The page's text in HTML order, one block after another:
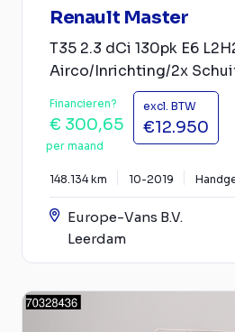
Renault Master
T35 2.3 dCi 130pk E6
Airco/Inrichting/2x
Financieren?
€ 300,65
per maand
excl. BTW
€12.950
148.134 km 10-2019
Europe-Vans B.V.
Leerdam